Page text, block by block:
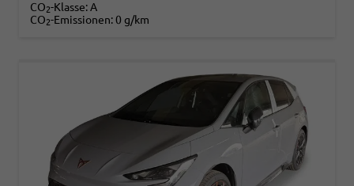
CO2-Klasse:A
CO2-Emissionen:0 g/km